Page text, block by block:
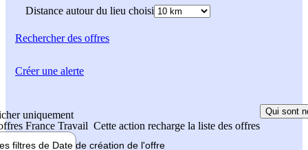
Distance autour du lieu choisi
Rechercherdes offres
uniquement
France Travail Cette action recharge la liste des offres
Qui sont
filtres de Date de création de l'offre
Créer une alerte